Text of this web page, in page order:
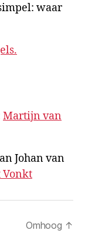
waar
Martijn van
Johan van
Vonkt
Omhoog ↑